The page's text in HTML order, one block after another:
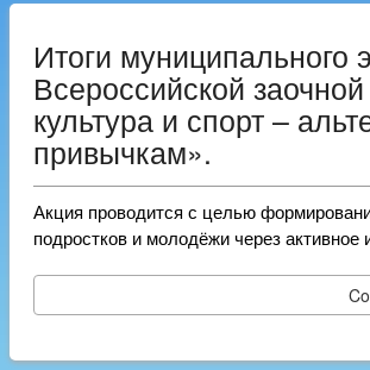
Итоги муниципального
Всероссийской
культура и спорт –
привычкам».
Акция проводится с целью
подростков и молодёжи через